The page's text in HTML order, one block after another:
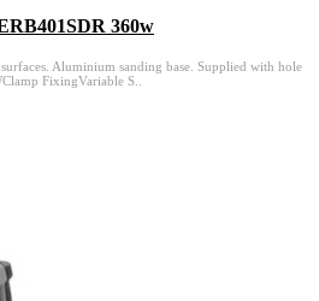
360w
Aluminium sanding base. Supplied with hole
FixingVariable S..